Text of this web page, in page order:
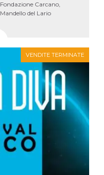
Fondazione Carcano,
Mandello del Lario
VENDITE TERMINATE